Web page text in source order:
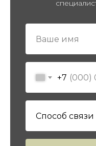
+7